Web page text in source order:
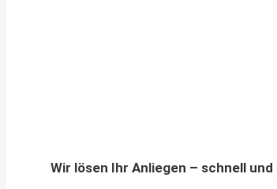
Wir lösen Ihr Anliegen – schnell